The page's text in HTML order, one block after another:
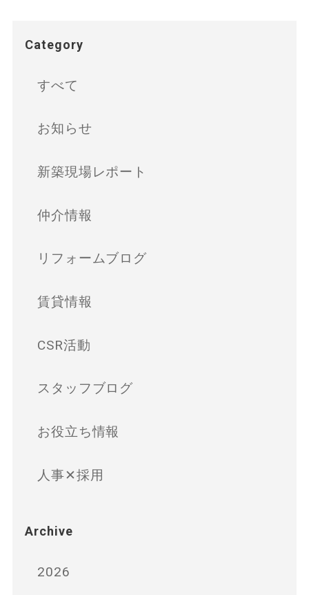
Category
すべて
お知らせ
新築現場レポート
仲介情報
リフォームブログ
賃貸情報
CSR活動
スタッフブログ
お役立ち情報
人事✕採用
Archive
2026